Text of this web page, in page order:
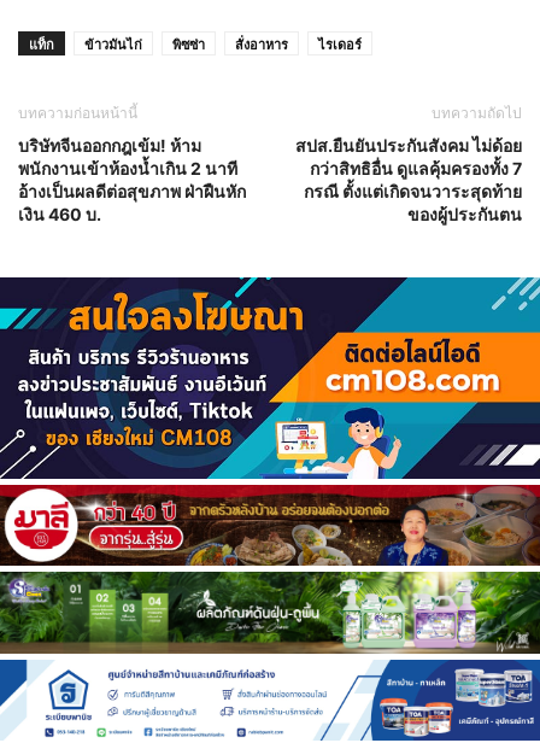
แท็ก ข้าวมันไก่ พิซซ่า สั่งอาหาร ไรเดอร์
บทความก่อนหน้านี้
บริษัทจีนออกกฎเข้ม! ห้าม
พนักงานเข้าห้องน้ำเกิน 2 นาที
อ้างเป็นผลดีต่อสุขภาพ ฝ่าฝืนหัก
เงิน 460 บ.
บทความถัดไป
สปส.ยืนยันประกันสังคม ไม่ด้อย
กว่าสิทธิอื่น ดูแลคุ้มครองทั้ง 7
กรณี ตั้งแต่เกิดจนวาระสุดท้าย
ของผู้ประกันตน